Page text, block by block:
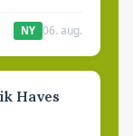
NY 06. aug.
Haves